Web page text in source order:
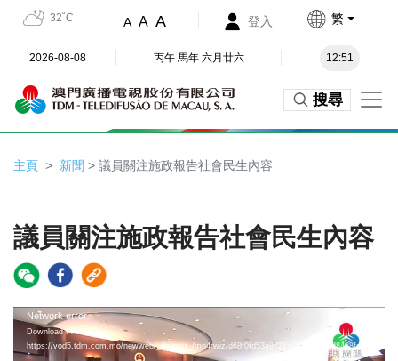
32˚C A A A 登入 繁
2026-08-08 丙午 馬年 六月廿六 12:51
搜尋
主頁 新聞 > 議員關注施政報告社會民生內容
議員關注施政報告社會民生內容
Video
Player
Network error
Download File:
https://vod5.tdm.com.mo/newweb/_definist_/mp4:wiz/d68f0fd53a9721b035dce8dad8488fd3.mp4/